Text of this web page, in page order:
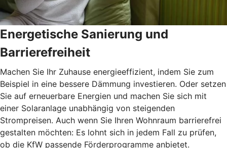
Energetische Sanierung und
Barrierefreiheit
Machen Sie Ihr Zuhause energieeffizient, indem Sie zum
Beispiel in eine bessere Dämmung investieren. Oder setzen
Sie auf erneuerbare Energien und machen Sie sich mit
einer Solaranlage unabhängig von steigenden
Strompreisen. Auch wenn Sie Ihren Wohnraum barrierefrei
gestalten möchten: Es lohnt sich in jedem Fall zu prüfen,
ob die KfW passende Förderprogramme anbietet.